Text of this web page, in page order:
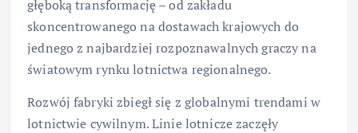
głęboką transformację – od zakładu
skoncentrowanego na dostawach krajowych do
jednego z najbardziej rozpoznawalnych graczy na
światowym rynku lotnictwa regionalnego.
Rozwój fabryki zbiegł się z globalnymi trendami w
lotnictwie cywilnym. Linie lotnicze zaczęły